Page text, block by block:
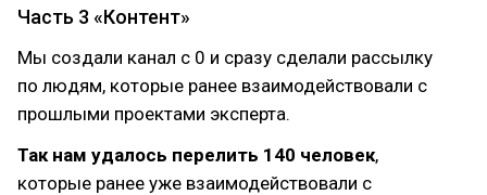
Часть 3 «Контент»
Мы создали канал с 0 и сразу сделали рассылку
по людям, которые ранее взаимодействовали с
прошлыми проектами эксперта.
Так нам удалось перелить 140 человек,
которые ранее уже взаимодействовали с